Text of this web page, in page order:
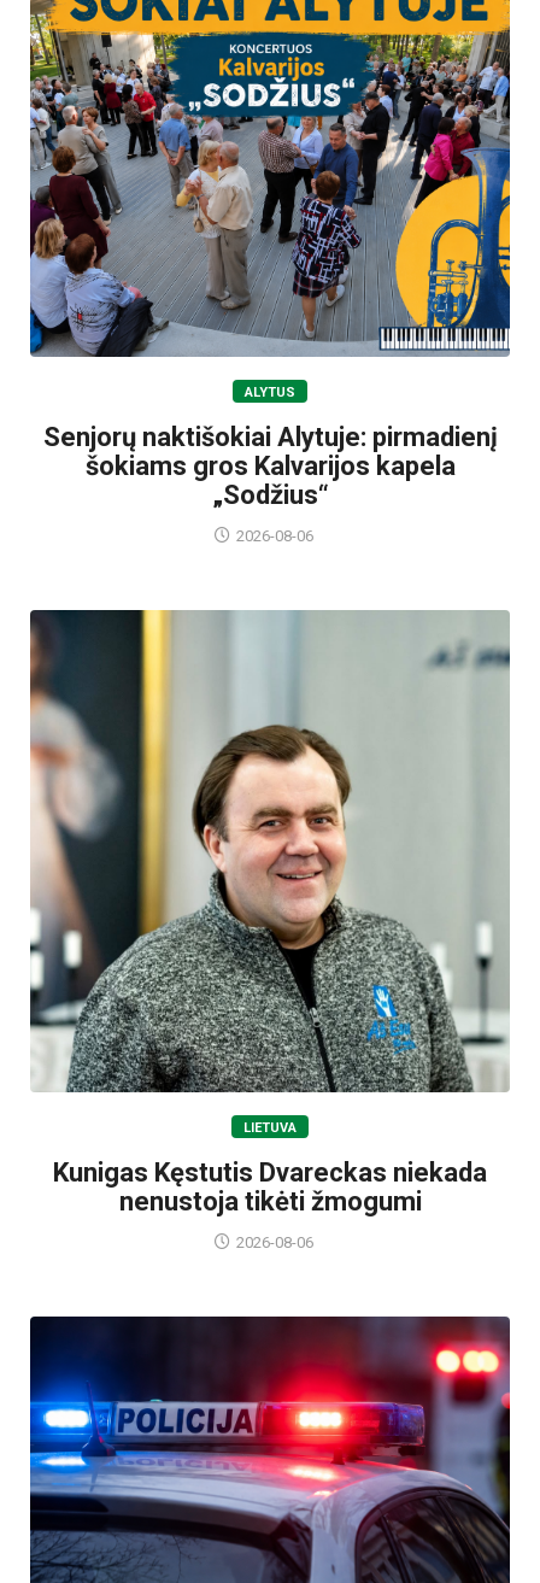
ALYTUS
Senjorų naktišokiai Alytuje: pirmadienį
šokiams gros Kalvarijos kapela
„Sodžius“
2026-08-06
LIETUVA
Kunigas Kęstutis Dvareckas niekada
nenustoja tikėti žmogumi
2026-08-06